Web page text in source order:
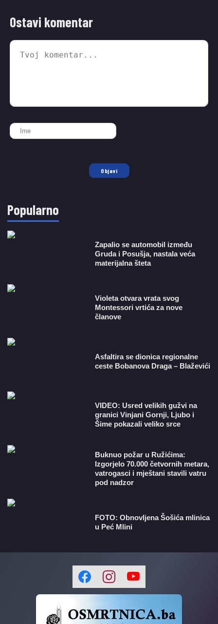
Ostavi komentar
Objavi
Popularno
Zapalio se automobil između
Gruda i Posušja, nastala veća
materijalna šteta
Violeta otvara vrata svog
Montessori vrtića za nove
članove
Asfaltira se dionica regionalne
ceste Bobanova Draga – Blaževići
VIDEO: Usred velikih gužvi na
granici Vinjani Gornji, Ljubo i
Šime pokazali veliko srce
Buknuo požar u Ružićima:
Izgorjelo 70.000 četvornih metara,
vatrogasci i mještani stavili vatru
pod nadzor
FOTO: Obnovljena Šošića mlinica
u Peć Mlini